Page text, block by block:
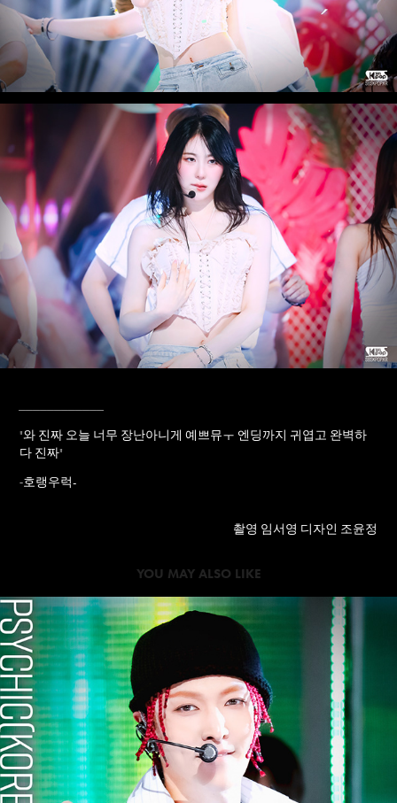
"와 진짜 오늘 너무 장난아니게 예쁘뮤ㅜ 엔딩까지 귀엽고 완벽하
다 진짜"
-호랭우럭-
촬영 임서영 디자인 조윤정
YOU MAY ALSO LIKE
2024